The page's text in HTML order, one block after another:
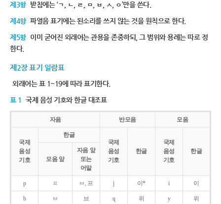
제3항 받침에는 ‘ㄱ, ㄴ, ㄹ, ㅁ, ㅂ, ㅅ, ㅇ’만을 쓴다.
제4항 파열음 표기에는 된소리를 쓰지 않는 것을 원칙으로 한다.
제5항 이미 굳어진 외래어는 관용을 존중하되, 그 범위와 용례는 따로 정
한다.
제2장 표기 일람표
외래어는 표 1~19에 따라 표기한다.
표 1 국제 음성 기호와 한글 대조표
자음 반모음 모음
국제
음성
기호
한글
국제
음성
기호
한글
국제
음성
기호
한글
모음 앞
자음 앞
또는
어말
p ㅍ ㅂ, 프 j 이* i 이
b ㅂ 브 ɥ 위 y 위